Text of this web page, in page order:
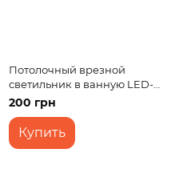
Потолочный врезной
светильник в ванную LED-
36R/6W CW
200 грн
Купить